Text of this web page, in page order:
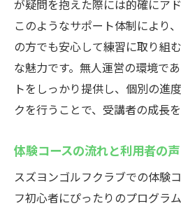
が疑問を抱えた際には的確にア
このようなサポート体制により
の方でも安心して練習に取り組
な魅力です。無人運営の環境で
トをしっかり提供し、個別の進
クを行うことで、受講者の成長を
体験コースの流れと利用者の声
スズヨンゴルフクラブでの体験
フ初心者にぴったりのプログラ